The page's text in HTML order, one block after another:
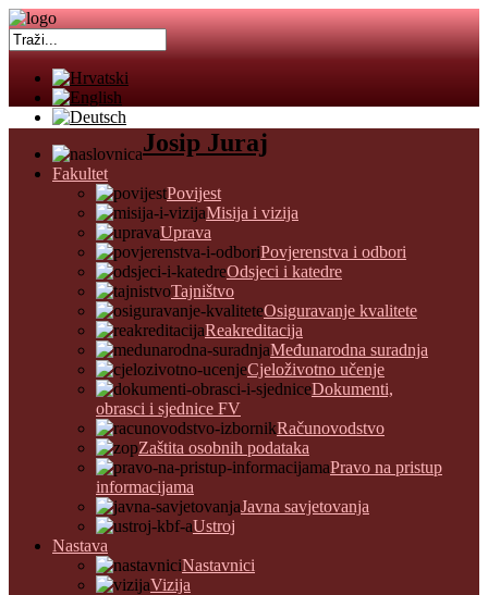
Fakultet
Povijest
Misija i vizija
Uprava
Povjerenstva i odbori
Odsjeci i katedre
Tajništvo
Osiguravanje kvalitete
Reakreditacija
Međunarodna suradnja
Cjeloživotno učenje
Dokumenti,
obrasci i sjednice FV
Računovodstvo
Zaštita osobnih podataka
Pravo na pristup
informacijama
Javna savjetovanja
Ustroj
Nastava
Nastavnici
Vizija
Josip Juraj